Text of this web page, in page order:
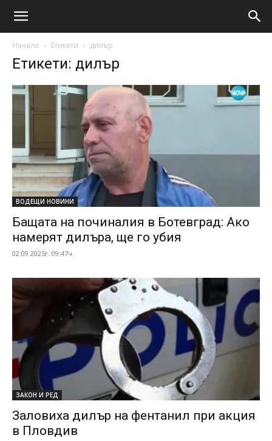
Начало Етикети дилър
Етикети: дилър
ВОДЕЩИ НОВИНИ
Бащата на починалия в Ботевград: Ако
намерят дилъра, ще го убия
02.09.2025г. 09:47ч.
ЗАКОН И РЕД
Заловиха дилър на фентанил при акция
в Пловдив